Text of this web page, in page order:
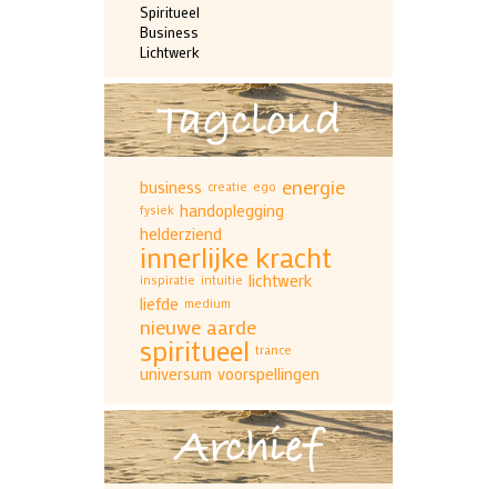
Spiritueel
Business
Lichtwerk
Tagcloud
business creatie ego energie
fysiek handoplegging
helderziend
innerlijke kracht
inspiratie intuitie lichtwerk
liefde medium
nieuwe aarde
spiritueel trance
universum voorspellingen
Archief